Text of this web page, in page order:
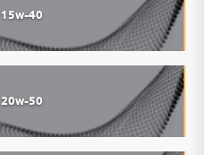
40
50